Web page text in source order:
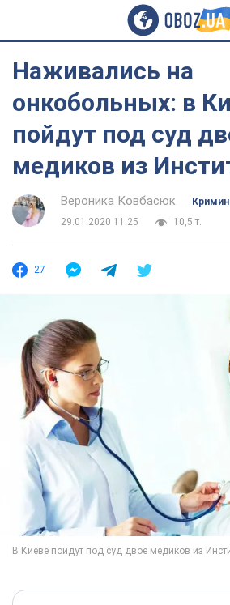
Наживались на
онкобольных: в
пойдут под суд
медиков из
Вероника Ковбасюк
29.01.2020 11:25
10,5 т.
27